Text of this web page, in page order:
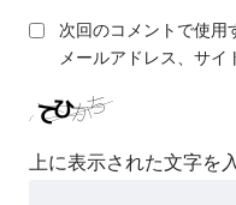
次回のコメントで使用
メールアドレス、サイ
上に表示された文字を